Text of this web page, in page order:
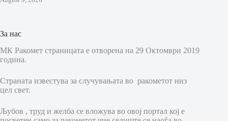
За нас
МК Ракомет страницата е отворена на 29 Октомври 2019
година.
Страната известува за случувањата во ракометот низ
цел свет.
Љубов , труд и желба се вложува во овој портал кој е